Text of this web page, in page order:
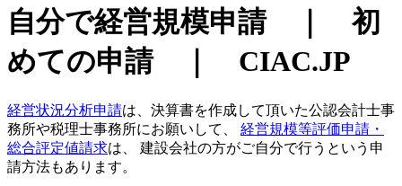
自分で経営規模申請 ｜ 初
めての申請 ｜ CIAC.JP
経営状況分析申請は、決算書を作成して頂いた公認会計士事
務所や税理士事務所にお願いして、 経営規模等評価申請・
総合評定値請求は、 建設会社の方がご自分で行うという申
請方法もあります。